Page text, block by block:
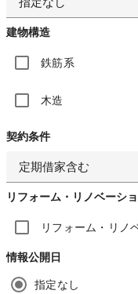
建物構造
鉄筋系
木造
契約条件
定期借家含む
リフォーム・リノベーシ
リフォーム・リノ
情報公開日
指定なし